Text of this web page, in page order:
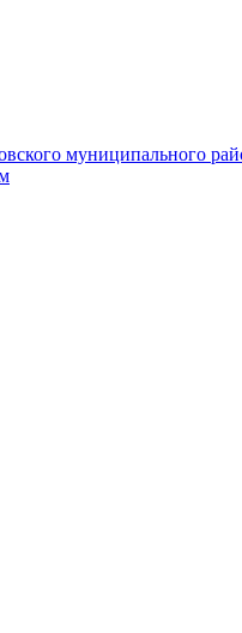
муниципального